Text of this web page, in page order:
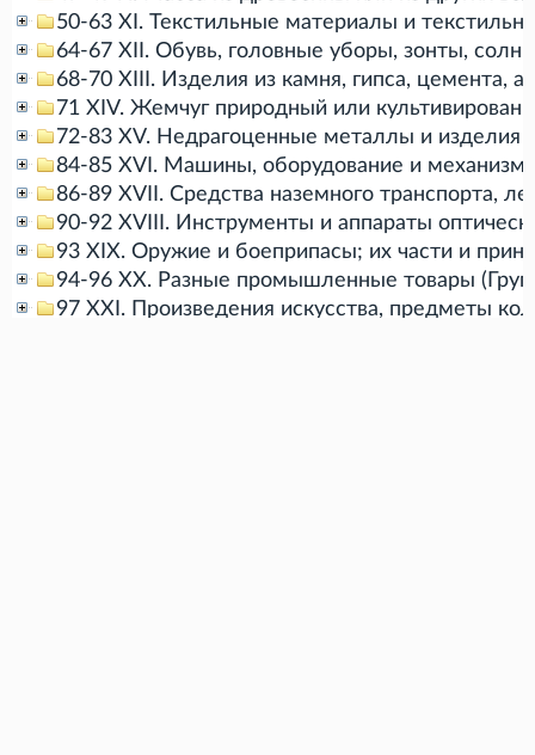
50-63 XI. Текстильные материалы и
64-67 XII. Обувь, головные уборы, зонты,
68-70 XIII. Изделия из камня, гипса, цемента,
71 XIV. Жемчуг природный или
72-83 XV. Недрагоценные металлы и изделия
84-85 XVI. Машины, оборудование и
86-89 XVII. Средства наземного транспорта,
90-92 XVIII. Инструменты и аппараты
93 XIX. Оружие и боеприпасы; их части и
94-96 XX. Разные промышленные товары
97 XXI. Произведения искусства, предметы